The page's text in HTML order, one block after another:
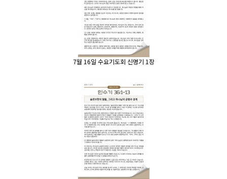
7월 16일 수요기도회 신명기 1장